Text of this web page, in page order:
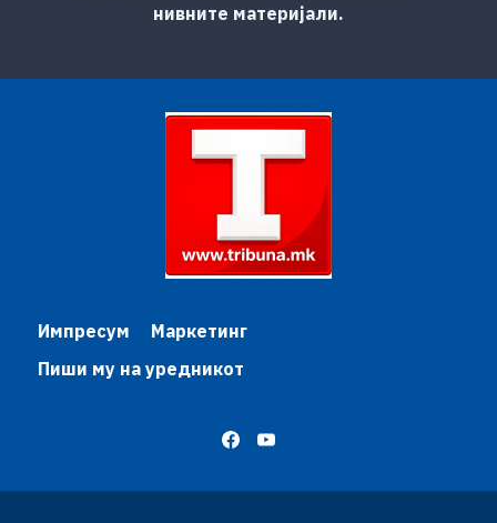
нивните материјали.
Импресум
Маркетинг
Пиши му на уредникот